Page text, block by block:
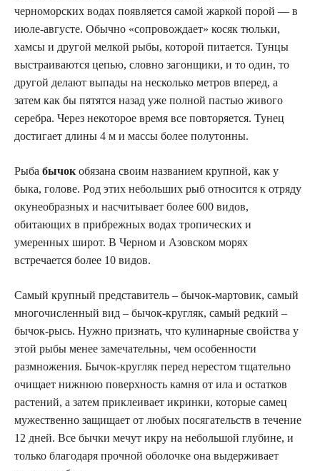
черноморских водах появляется самой жаркой порой — в
июле-августе. Обычно «сопровождает» косяк тюльки,
хамсы и другой мелкой рыбы, которой питается. Тунцы
выстраиваются цепью, словно загонщики, и то один, то
другой делают выпады на несколько метров вперед, а
затем как бы пятятся назад уже полной пастью живого
серебра. Через некоторое время все повторяется. Тунец
достигает длины 4 м и массы более полутонны.
Рыба бычок обязана своим названием крупной, как у
быка, голове. Род этих небольших рыб относится к отряду
окунеобразных и насчитывает более 600 видов,
обитающих в прибрежных водах тропических и
умеренных широт. В Черном и Азовском морях
встречается более 10 видов.
Самый крупный представитель – бычок-мартовик, самый
многочисленный вид – бычок-кругляк, самый редкий –
бычок-рысь. Нужно признать, что кулинарные свойства у
этой рыбы менее замечательны, чем особенности
размножения. Бычок-кругляк перед нерестом тщательно
очищает нижнюю поверхность камня от ила и остатков
растений, а затем приклеивает икринки, которые самец
мужественно защищает от любых посягательств в течение
12 дней. Все бычки мечут икру на небольшой глубине, и
только благодаря прочной оболочке она выдерживает